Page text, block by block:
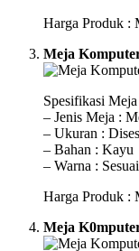
Harga Produk :
Meja
Spesifikasi Meja
– Jenis Meja :
– Ukuran :
– Bahan : Kayu
– Warna :
Harga Produk :
Meja